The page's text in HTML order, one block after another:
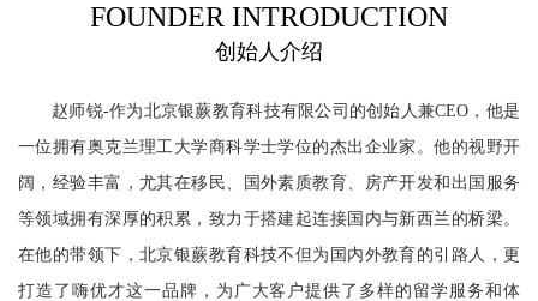
FOUNDER INTRODUCTION
创始人介绍
赵师锐-作为北京银蕨教育科技有限公司的创始人兼CEO，他是
一位拥有奥克兰理工大学商科学士学位的杰出企业家。他的视野开
阔，经验丰富，尤其在移民、国外素质教育、房产开发和出国服务
等领域拥有深厚的积累，致力于搭建起连接国内与新西兰的桥梁。
在他的带领下，北京银蕨教育科技不但为国内外教育的引路人，更
打造了嗨优才这一品牌，为广大客户提供了多样的留学服务和体